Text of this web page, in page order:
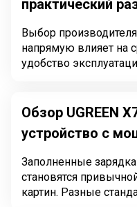
практический
Выбор
напрямую влияет на
удобство
Обзор UGREEN
устройство с
Заполненные
становятся
картин. Разные